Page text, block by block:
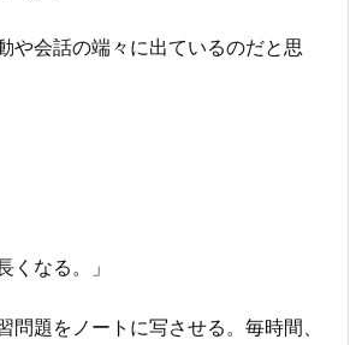
や会話の端々に出ているのだと思
くなる。」
問題をノートに写させる。毎時間、